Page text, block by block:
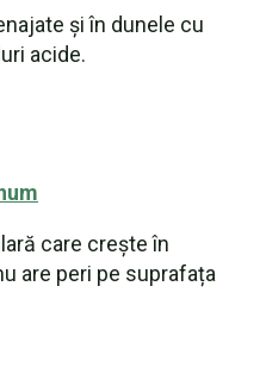
și în dunele cu
acide.
care crește în
are peri pe suprafața